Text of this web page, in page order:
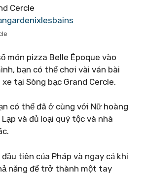
món pizza Belle Époque vào
bạn có thể chơi vài ván bài
tại Sòng bạc Grand Cercle.
có thể đã ở cùng với Nữ hoàng
và đủ loại quý tộc và nhà
tiên của Pháp và ngay cả khi
năng để trở thành một tay